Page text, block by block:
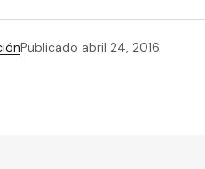
Publicado abril 24, 2016